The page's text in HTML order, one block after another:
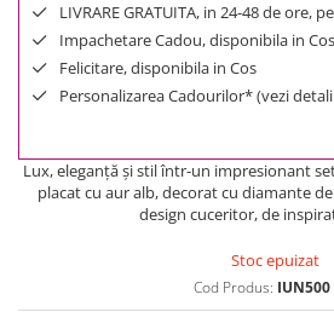
LIVRARE GRATUITA, in 24-48 de ore,
Impachetare Cadou, disponibila in Cos
Felicitare, disponibila in Cos
Personalizarea Cadourilor* (vezi
Lux, eleganţă şi stil într-un impresionant
placat cu aur alb, decorat cu diamante
design cuceritor, de
Stoc epuizat
Cod Produs: IUN500